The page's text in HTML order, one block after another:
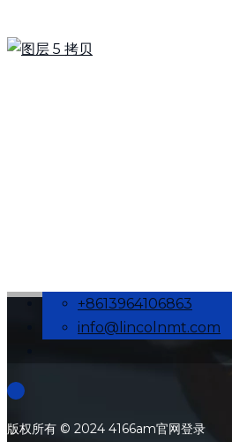
+8613964106863
info@lincolnmt.com
版权所有 © 2024 4166am官网登录